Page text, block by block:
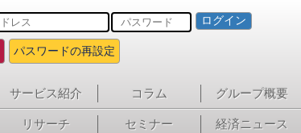
ログイン
パスワードの再設定
サービス紹介 コラム グループ概要
リサーチ セミナー 経済ニュース